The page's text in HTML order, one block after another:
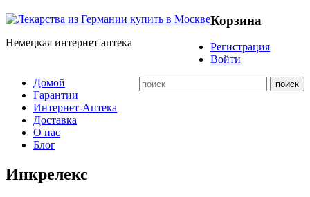
Немецкая интернет аптека
Корзина
Регистрация
Войти
Домой
Гарантии
Интернет-Аптека
Доставка
О нас
Блог
Инкрелекс